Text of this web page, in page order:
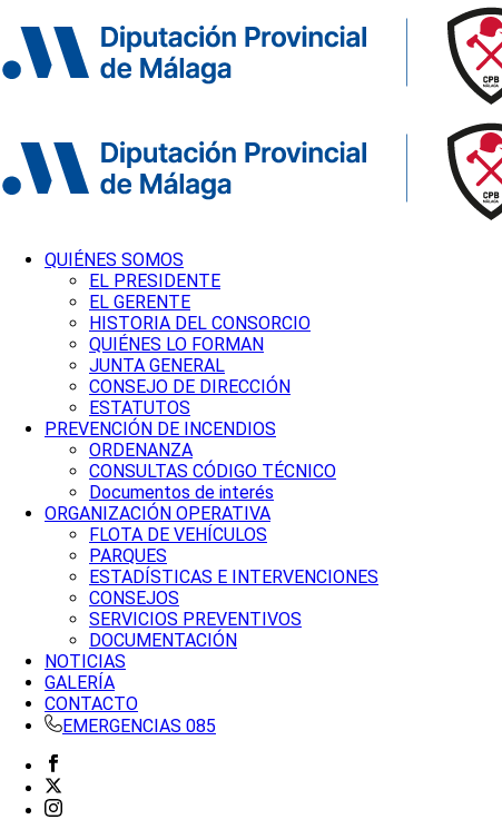
QUIÉNES SOMOS
EL PRESIDENTE
EL GERENTE
HISTORIA DEL CONSORCIO
QUIÉNES LO FORMAN
JUNTA GENERAL
CONSEJO DE DIRECCIÓN
ESTATUTOS
PREVENCIÓN DE INCENDIOS
ORDENANZA
CONSULTAS CÓDIGO TÉCNICO
Documentos de interés
ORGANIZACIÓN OPERATIVA
FLOTA DE VEHÍCULOS
PARQUES
ESTADÍSTICAS E INTERVENCIONES
CONSEJOS
SERVICIOS PREVENTIVOS
DOCUMENTACIÓN
NOTICIAS
GALERÍA
CONTACTO
EMERGENCIAS 085